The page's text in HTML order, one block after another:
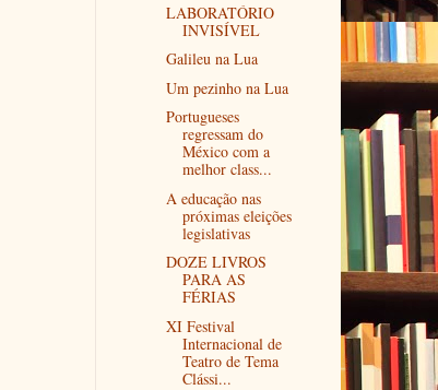
LABORATÓRIO
INVISÍVEL
Galileu na Lua
Um pezinho na Lua
Portugueses
regressam do
México com a
melhor class...
A educação nas
próximas eleições
legislativas
DOZE LIVROS
PARA AS
FÉRIAS
XI Festival
Internacional de
Teatro de Tema
Clássi...